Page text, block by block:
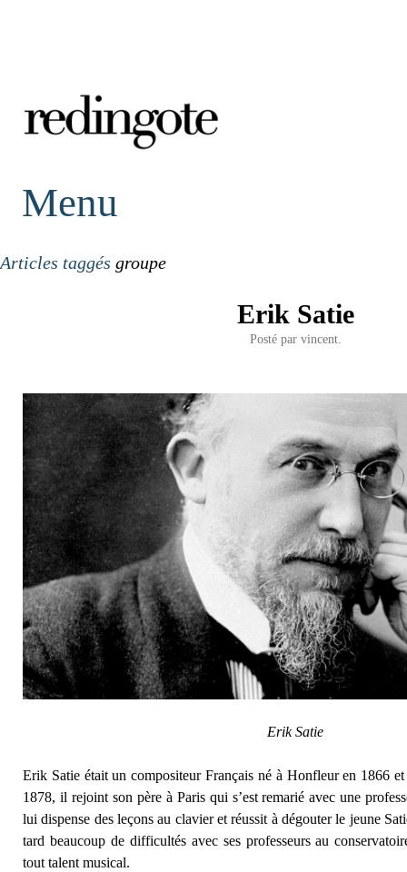
redingote.
Menu
Articles taggés groupe
Erik Satie
Posté par vincent.
Erik Satie
Erik Satie était un compositeur Français né à Honfleur en 1866
1878, il rejoint son père à Paris qui s’est remarié avec une
lui dispense des leçons au clavier et réussit à dégouter le jeune
tard beaucoup de difficultés avec ses professeurs au
tout talent musical.